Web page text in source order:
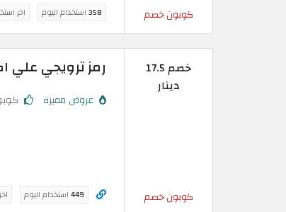
كوبون خصم 358استخدام اليوم اخر
خصم 17.5
دينار
كوبون خصم
رمز ترويجي علي
عروض مميزة
449استخدام اليوم